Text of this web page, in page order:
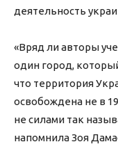
деятельность
«Вряд ли авторы
один город,
что территория
освобождена не в
не силами так
напомнила Зоя